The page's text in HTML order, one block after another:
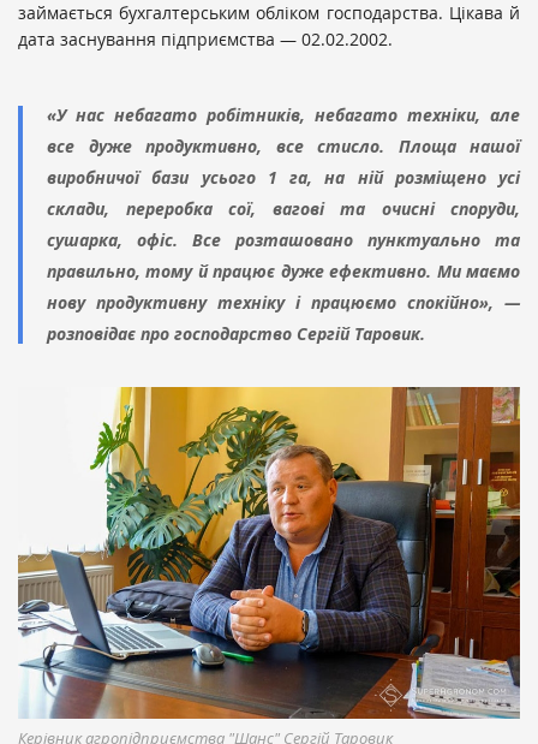
займається бухгалтерським обліком господарства. Цікава й
дата заснування підприємства — 02.02.2002.
«У нас небагато робітників, небагато техніки, але
все дуже продуктивно, все стисло. Площа нашої
виробничої бази усього 1 га, на ній розміщено усі
склади, переробка сої, вагові та очисні споруди,
сушарка, офіс. Все розташовано пунктуально та
правильно, тому й працює дуже ефективно. Ми маємо
нову продуктивну техніку і працюємо спокійно», —
розповідає про господарство Сергій Таровик.
Керівник агропідприємства "Шанс" Сергій Таровик